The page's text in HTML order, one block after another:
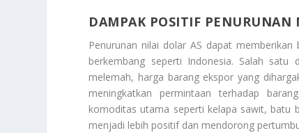
DAMPAK POSITIF PENURUNAN
Penurunan nilai dolar AS dapat
berkembang seperti Indonesia. Salah
melemah, harga barang ekspor yang
meningkatkan permintaan terhadap
komoditas utama seperti kelapa sawit, batu
menjadi lebih positif dan mendorong